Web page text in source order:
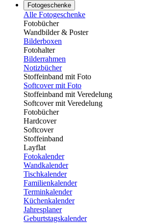
Fotogeschenke
Alle Fotogeschenke
Fotobücher
Wandbilder & Poster
Bilderboxen
Fotohalter
Bilderrahmen
Notizbücher
Stoffeinband mit Foto
Softcover mit Foto
Stoffeinband mit Veredelung
Softcover mit Veredelung
Fotobücher
Hardcover
Softcover
Stoffeinband
Layflat
Fotokalender
Wandkalender
Tischkalender
Familienkalender
Terminkalender
Küchenkalender
Jahresplaner
Geburtstagskalender